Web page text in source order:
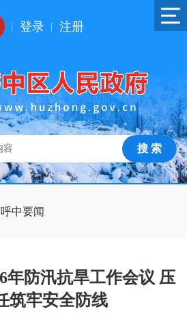
登录 注册
搜 索
呼中要闻
年防汛抗旱工作会议 压
筑牢安全防线